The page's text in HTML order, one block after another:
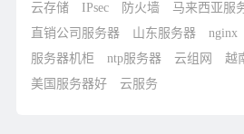
云存储
IPsec 防火墙
马来西亚服
直销公司服务器
山东服务器 nginx
服务器机柜
ntp服务器 云组网 越
美国服务器好
云服务